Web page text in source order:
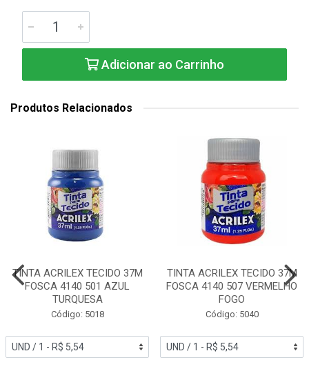
Adicionar ao Carrinho
Produtos Relacionados
TINTA ACRILEX TECIDO 37M
FOSCA 4140 501 AZUL
TURQUESA
Código: 5018
TINTA ACRILEX TECIDO 37M
FOSCA 4140 507 VERMELHO
FOGO
Código: 5040